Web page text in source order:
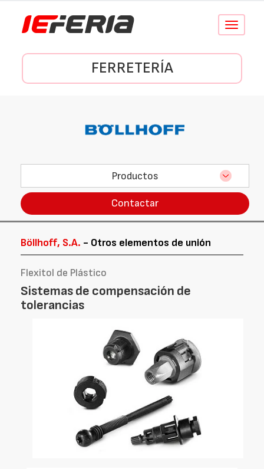
Conmutar
FERRETERÍA
Productos
Contactar
Böllhoff, S.A. - Otros elementos de unión
Flexitol de Plástico
Sistemas de compensación de
tolerancias